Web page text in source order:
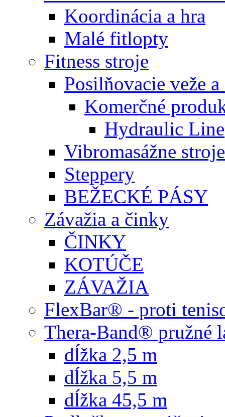
Koordinácia a hra
Malé fitlopty
Fitness stroje
Posilňovacie veže
Komerčné
Hydraulic Line
Vibromasážne stroje
Steppery
BEŽECKÉ PÁSY
Závažia a činky
ČINKY
KOTÚČE
ZÁVAŽIA
FlexBar® - proti
Thera-Band® pružné
dĺžka 2,5 m
dĺžka 5,5 m
dĺžka 45,5 m